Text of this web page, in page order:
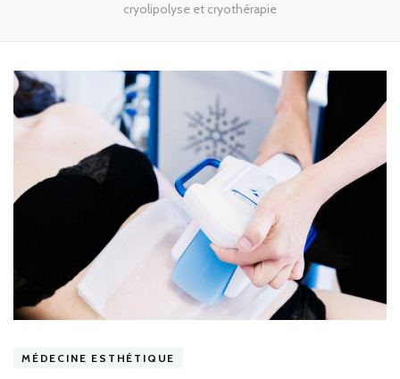
cryolipolyse et cryothérapie
MÉDECINE ESTHÉTIQUE